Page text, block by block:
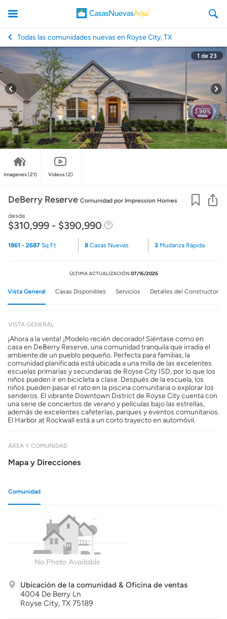
CasasNuevasAqui
Todas las comunidades nuevas en Royse City, TX
1 de 23
Imagenes(21) Videos(2)
DeBerry Reserve Comunidad por Impression Homes
desde
$310,999 - $390,990
1861 - 2687 Sq Ft 8Casas Nuevas 3 Mudanza Rápida
ÚLTIMA ACTUALIZACIÓN 07/16/2026
Vista General Casas Disponibles Servicios Detalles del Constructor
VISTA GENERAL
¡Ahora a la venta! ¡Modelo recién decorado! Siéntase como en
casa en DeBerry Reserve, una comunidad tranquila que irradia el
ambiente de un pueblo pequeño. Perfecta para familias, la
comunidad planificada está ubicada a una milla de las excelentes
escuelas primarias y secundarias de Royse City ISD, por lo que los
niños pueden ir en bicicleta a clase. Después de la escuela, los
niños pueden pasar el rato en la piscina comunitaria o explorar los
senderos. El vibrante Downtown District de Royse City cuenta con
una serie de conciertos de verano y películas bajo las estrellas,
además de excelentes cafeterías, parques y eventos comunitarios.
El Harbor at Rockwall está a un corto trayecto en automóvil.
ÁREA Y COMUNIDAD
Mapa y Direcciones
Comunidad
Ubicación de la comunidad & Oficina de ventas
4004 De Berry Ln
Royse City, TX 75189